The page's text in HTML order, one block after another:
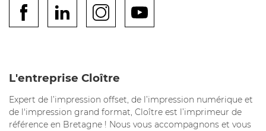
L'entreprise Cloître
Expert de l’impression offset, de l’impression numérique et
de l'impression grand format, Cloître est l’imprimeur de
référence en Bretagne ! Nous vous accompagnons et vous